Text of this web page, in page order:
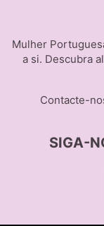
Mulher
a si. Descubra
Contacte-
SIGA-